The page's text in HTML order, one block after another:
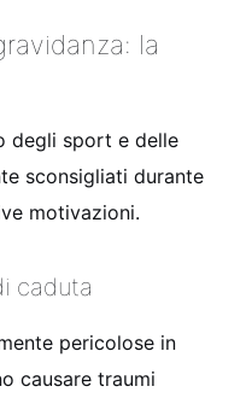
la
degli sport e delle
sconsigliati durante
motivazioni.
caduta
pericolose in
causare traumi